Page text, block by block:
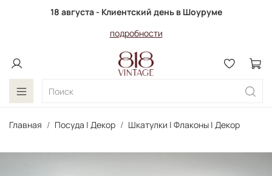
18 августа - Клиентский день в Шоуруме
подробности
Главная Посуда | Декор Шкатулки | Флаконы | Декор